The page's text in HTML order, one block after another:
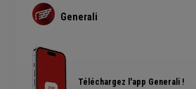
Téléchargez l'app Generali !
Devis assurance habitation
Simulation assurance de prêt immobilier
Generali
Rendements fonds euros Generali
Accessibilité sourds et malentendants
Avis clients Generali